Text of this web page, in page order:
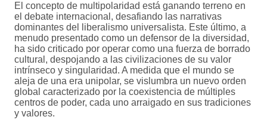
El concepto de multipolaridad está ganando terreno en
el debate internacional, desafiando las narrativas
dominantes del liberalismo universalista. Este último, a
menudo presentado como un defensor de la diversidad,
ha sido criticado por operar como una fuerza de borrado
cultural, despojando a las civilizaciones de su valor
intrínseco y singularidad. A medida que el mundo se
aleja de una era unipolar, se vislumbra un nuevo orden
global caracterizado por la coexistencia de múltiples
centros de poder, cada uno arraigado en sus tradiciones
y valores.